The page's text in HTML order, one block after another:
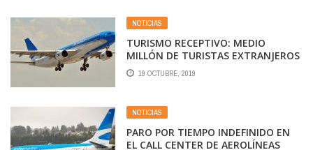
NOTICIAS
TURISMO RECEPTIVO: MEDIO
MILLÓN DE TURISTAS EXTRANJEROS
TRANSPORTADOS POR AEROLÍNEAS
ARGENTINAS EN LO QUE VA DE 2019
19 OCTUBRE, 2019
NOTICIAS
PARO POR TIEMPO INDEFINIDO EN
EL CALL CENTER DE AEROLÍNEAS